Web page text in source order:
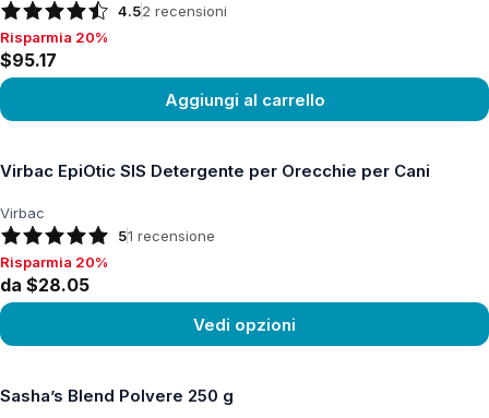
4.52 recensioni
Risparmia 20%, $95.17
Risparmia 20%
$95.17
Aggiungi al carrello
Virbac EpiOtic SIS Detergente per Orecchie per Cani
Virbac
51 recensione
Risparmia 20%, da $28.05
Risparmia 20%
da $28.05
Vedi opzioni
Sasha’s Blend Polvere 250 g